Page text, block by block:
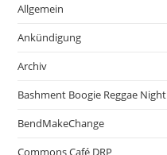
Allgemein
Ankündigung
Archiv
Bashment Boogie Reggae Night
BendMakeChange
Commons Café DRP